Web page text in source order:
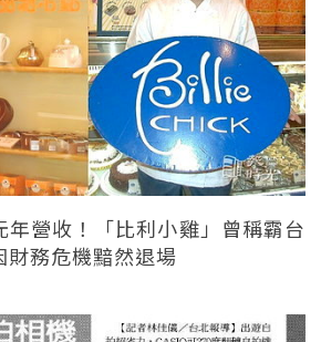
年營收！「比利小雞」曾稱霸台
財務危機黯然退場